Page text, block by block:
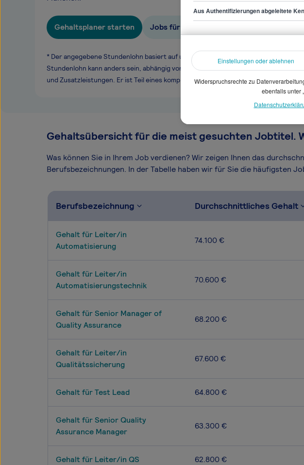
Gehaltsplaner starten Jobs für QA Engineer
* Der angegebene Stundenlohn basiert auf unseren gesammelten Daten. Dein
Stundenlohn kann anders sein, abhängig von Überstunden, Branche,
und Zusatzleistungen. Er ist Teil eines komplexen Vergütungssystems.
Gehaltsübersicht für die meist gesuchten Jobtitel.
Was können Sie in Ihrem Job verdienen? Wir zeigen Ihnen das
Berufsbezeichnungen. In der Tabelle haben wir für Sie die häufigsten
Berufsbezeichnung Durchschnittliches Gehalt
Gehalt für Leiter/in
Automatisierung
74.100 €
Gehalt für Leiter/in
Automatisierungstechnik
70.600 €
Gehalt für Senior Manager of
Quality Assurance
68.200 €
Gehalt für Leiter/in
Qualitätssicherung
67.600 €
Gehalt für Test Lead 64.800 €
Gehalt für Senior Quality
Assurance Manager
63.300 €
Gehalt für Leiter/in QS 62.800 €
Aus Authentifizierungen abgeleitete
Einstellungen oder ablehnen
Widerspruchsrechte zu
ebenfalls unter